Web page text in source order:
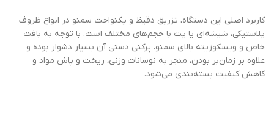
کاربرد اصلی این دستگاه، تزریق دقیظ و یکنواخت سمنو در انواع ظروف
پلاستیکی، شیشه‌ای یا پت با حجم‌های مختلف است. با توجه به بافت
خاص و ویسکوزیته بالای سمنو، پرکنی دستی آن بسیار دشوار بوده و
علاوه بر زمان‌بر بودن، منجر به نوسانات وزنی، ریخت و پاش مواد و
کاهش کیفیت بسته‌بندی می‌شود.